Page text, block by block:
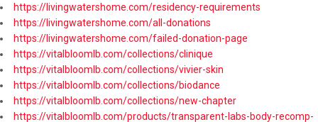
https://livingwatershome.com/residency-requirements
https://livingwatershome.com/all-donations
https://livingwatershome.com/failed-donation-page
https://vitalbloomlb.com/collections/clinique
https://vitalbloomlb.com/collections/vivier-skin
https://vitalbloomlb.com/collections/biodance
https://vitalbloomlb.com/collections/new-chapter
https://vitalbloomlb.com/products/transparent-labs-body-recomp-